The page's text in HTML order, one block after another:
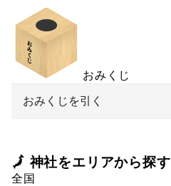
おみくじ
おみくじを引く
🗾 神社をエリアから探す
全国